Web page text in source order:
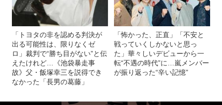
「トヨタの非を認める判決が
出る可能性は、限りなくゼ
ロ」裁判で“勝ち目がない”と伝
えたけれど…《池袋暴走事
故》父・飯塚幸三を説得でき
なかった「長男の葛藤」
「怖かった、正直」「不安と
戦っていくしかないと思っ
た」華々しいデビューから一
転“不遇の時代”に…嵐メンバー
が振り返った“辛い記憶”